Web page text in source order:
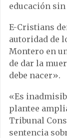
educación
E-Cristians
autoridad de
Montero en
de dar la
debe nacer».
«Es
plantee
Tribunal
sentencia